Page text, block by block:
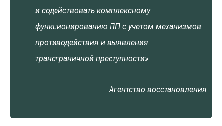
и содействовать комплексному
функционированию ПП с учетом механизмов
противодействия и выявления
трансграничной преступности»
Агентство восстановления